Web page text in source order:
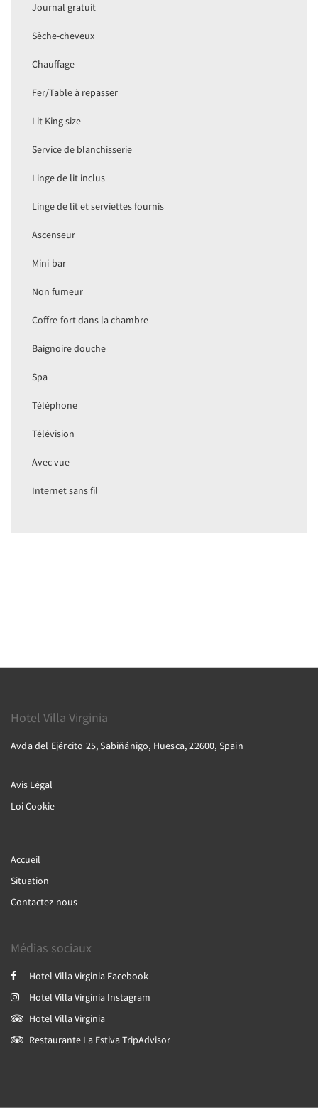
Journal gratuit
Sèche-cheveux
Chauffage
Fer/Table à repasser
Lit King size
Service de blanchisserie
Linge de lit inclus
Linge de lit et serviettes fournis
Ascenseur
Mini-bar
Non fumeur
Coffre-fort dans la chambre
Baignoire douche
Spa
Téléphone
Télévision
Avec vue
Internet sans fil
Hotel Villa Virginia
Avda del Ejército 25, Sabiñánigo, Huesca, 22600, Spain
Avis Légal
Loi Cookie
Accueil
Situation
Contactez-nous
Médias sociaux
Hotel Villa Virginia Facebook
Hotel Villa Virginia Instagram
Hotel Villa Virginia
Restaurante La Estiva TripAdvisor